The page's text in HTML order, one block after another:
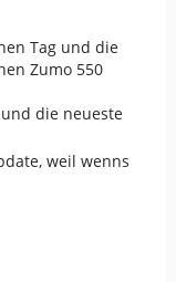
Tag und die
Zumo 550
die neueste
weil wenns